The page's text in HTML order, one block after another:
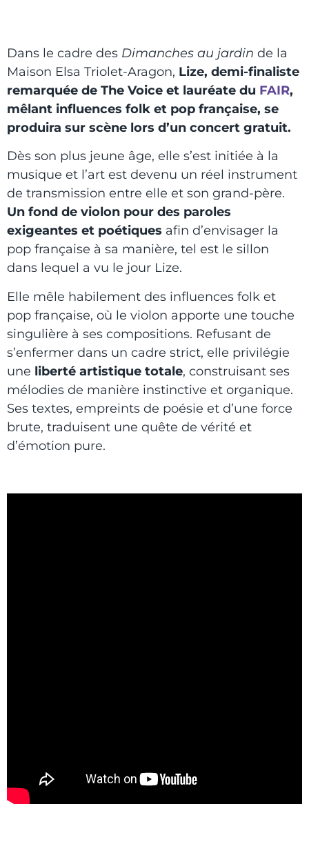
Dans le cadre des Dimanches au jardin de la
Maison Elsa Triolet-Aragon, Lize, demi-finaliste
remarquée de The Voice et lauréate du FAIR,
mêlant influences folk et pop française, se
produira sur scène lors d’un concert gratuit.
Dès son plus jeune âge, elle s’est initiée à la
musique et l’art est devenu un réel instrument
de transmission entre elle et son grand-père.
Un fond de violon pour des paroles
exigeantes et poétiques afin d’envisager la
pop française à sa manière, tel est le sillon
dans lequel a vu le jour Lize.
Elle mêle habilement des influences folk et
pop française, où le violon apporte une touche
singulière à ses compositions. Refusant de
s’enfermer dans un cadre strict, elle privilégie
une liberté artistique totale, construisant ses
mélodies de manière instinctive et organique.
Ses textes, empreints de poésie et d’une force
brute, traduisent une quête de vérité et
d’émotion pure.